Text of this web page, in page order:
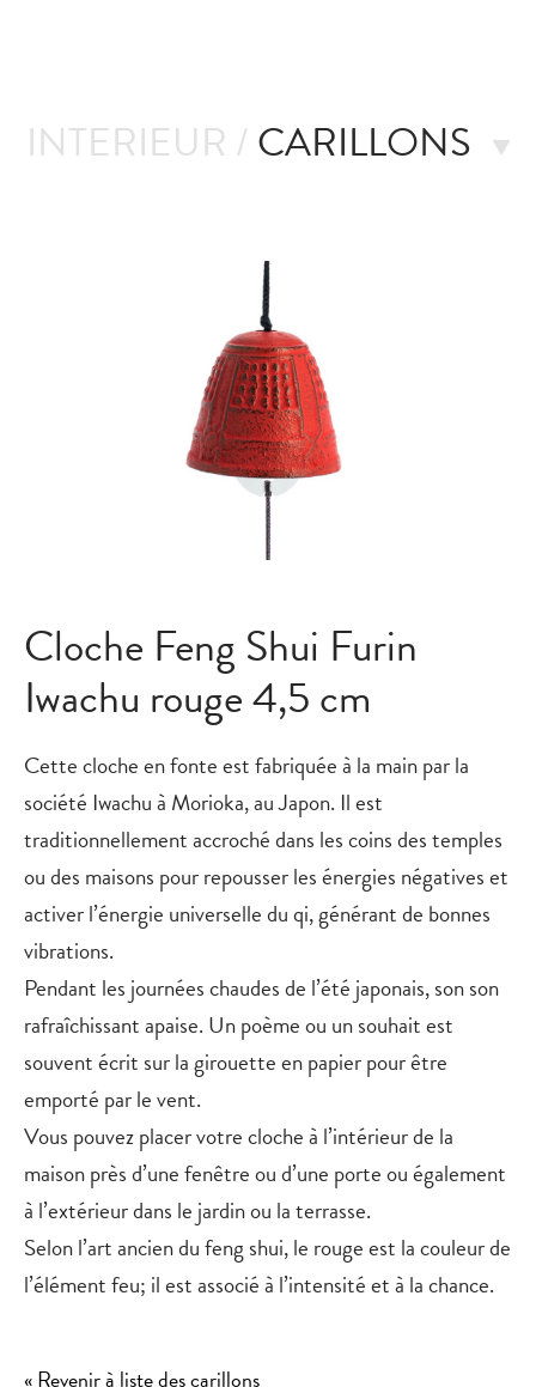
INTERIEUR / CARILLONS
Cloche Feng Shui Furin
Iwachu rouge 4,5 cm
Cette cloche en fonte est fabriquée à la main par la
société Iwachu à Morioka, au Japon. Il est
traditionnellement accroché dans les coins des temples
ou des maisons pour repousser les énergies négatives et
activer l’énergie universelle du qi, générant de bonnes
vibrations.
Pendant les journées chaudes de l’été japonais, son son
rafraîchissant apaise. Un poème ou un souhait est
souvent écrit sur la girouette en papier pour être
emporté par le vent.
Vous pouvez placer votre cloche à l’intérieur de la
maison près d’une fenêtre ou d’une porte ou également
à l’extérieur dans le jardin ou la terrasse.
Selon l’art ancien du feng shui, le rougeest la couleur de
l’élément feu; il est associé à l’intensité et à la chance.
« Revenir à liste des carillons